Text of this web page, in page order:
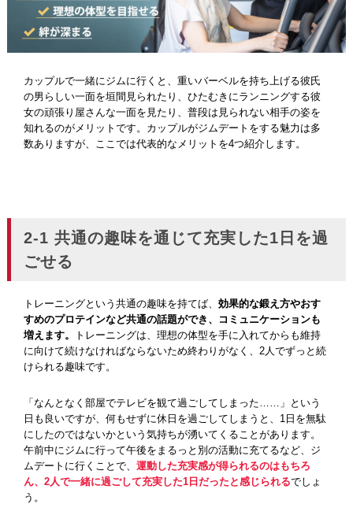
カップルで一緒にジムに行くと、重いバーベルを持ち上げる彼氏
の男らしい一面を垣間見られたり、ひたむきにランニングする彼
女の頑張り屋さんな一面を見たり、普段は見られない相手の姿を
知れるのがメリットです。カップルがジムデートをする魅力は多
数ありますが、ここでは代表的なメリットを4つ紹介します。
2-1 共通の趣味を通じて充実した1日を過
ごせる
トレーニングという共通の趣味を持てば、効果的な鍛え方やおす
すめのプロテインなど共通の話題ができ、コミュニケーションも
増えます。
トレーニングは、理想の体型を手に入れてからも維持
に向けて続けなければならないため終わりがなく、2人でずっと続
けられる趣味です。
「なんとなく部屋でテレビを観て過ごしてしまった……」という
日も良いですが、何もせずに休日を過ごしてしまうと、1日を無駄
にしたのではないかという気持ちが湧いてくることがあります。
午前中にジムに行って午後をまるっと別の活動に充てるなど、ジ
ムデートに行くことで、運動した充実感が得られるのはもちろ
ん、2人で一緒に過ごして充実した1日だったと感じられるでしょ
う。